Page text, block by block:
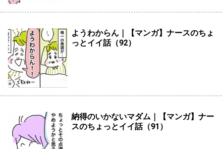
ようわからん｜【マンガ】ナースのちょ
っとイイ話（92）
納得のいかないマダム｜【マンガ】ナー
スのちょっとイイ話（91）